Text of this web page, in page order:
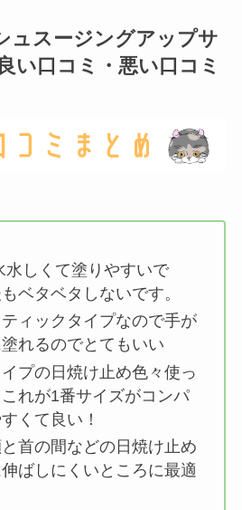
ュスージングアップサ
い口コミ・悪い口コミ
水しくて塗りやすいで
ベタベタしないです。
ィックタイプなので手が
れるのでとてもいい
プの日焼け止め色々使っ
れが1番サイズがコンパ
くて良い！
首の間などの日焼け止め
ばしにくいところに最適